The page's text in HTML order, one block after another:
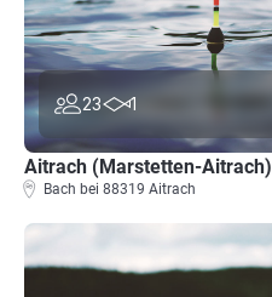
23 1
Aitrach (Marstetten-Aitrach)
Bach bei 88319 Aitrach